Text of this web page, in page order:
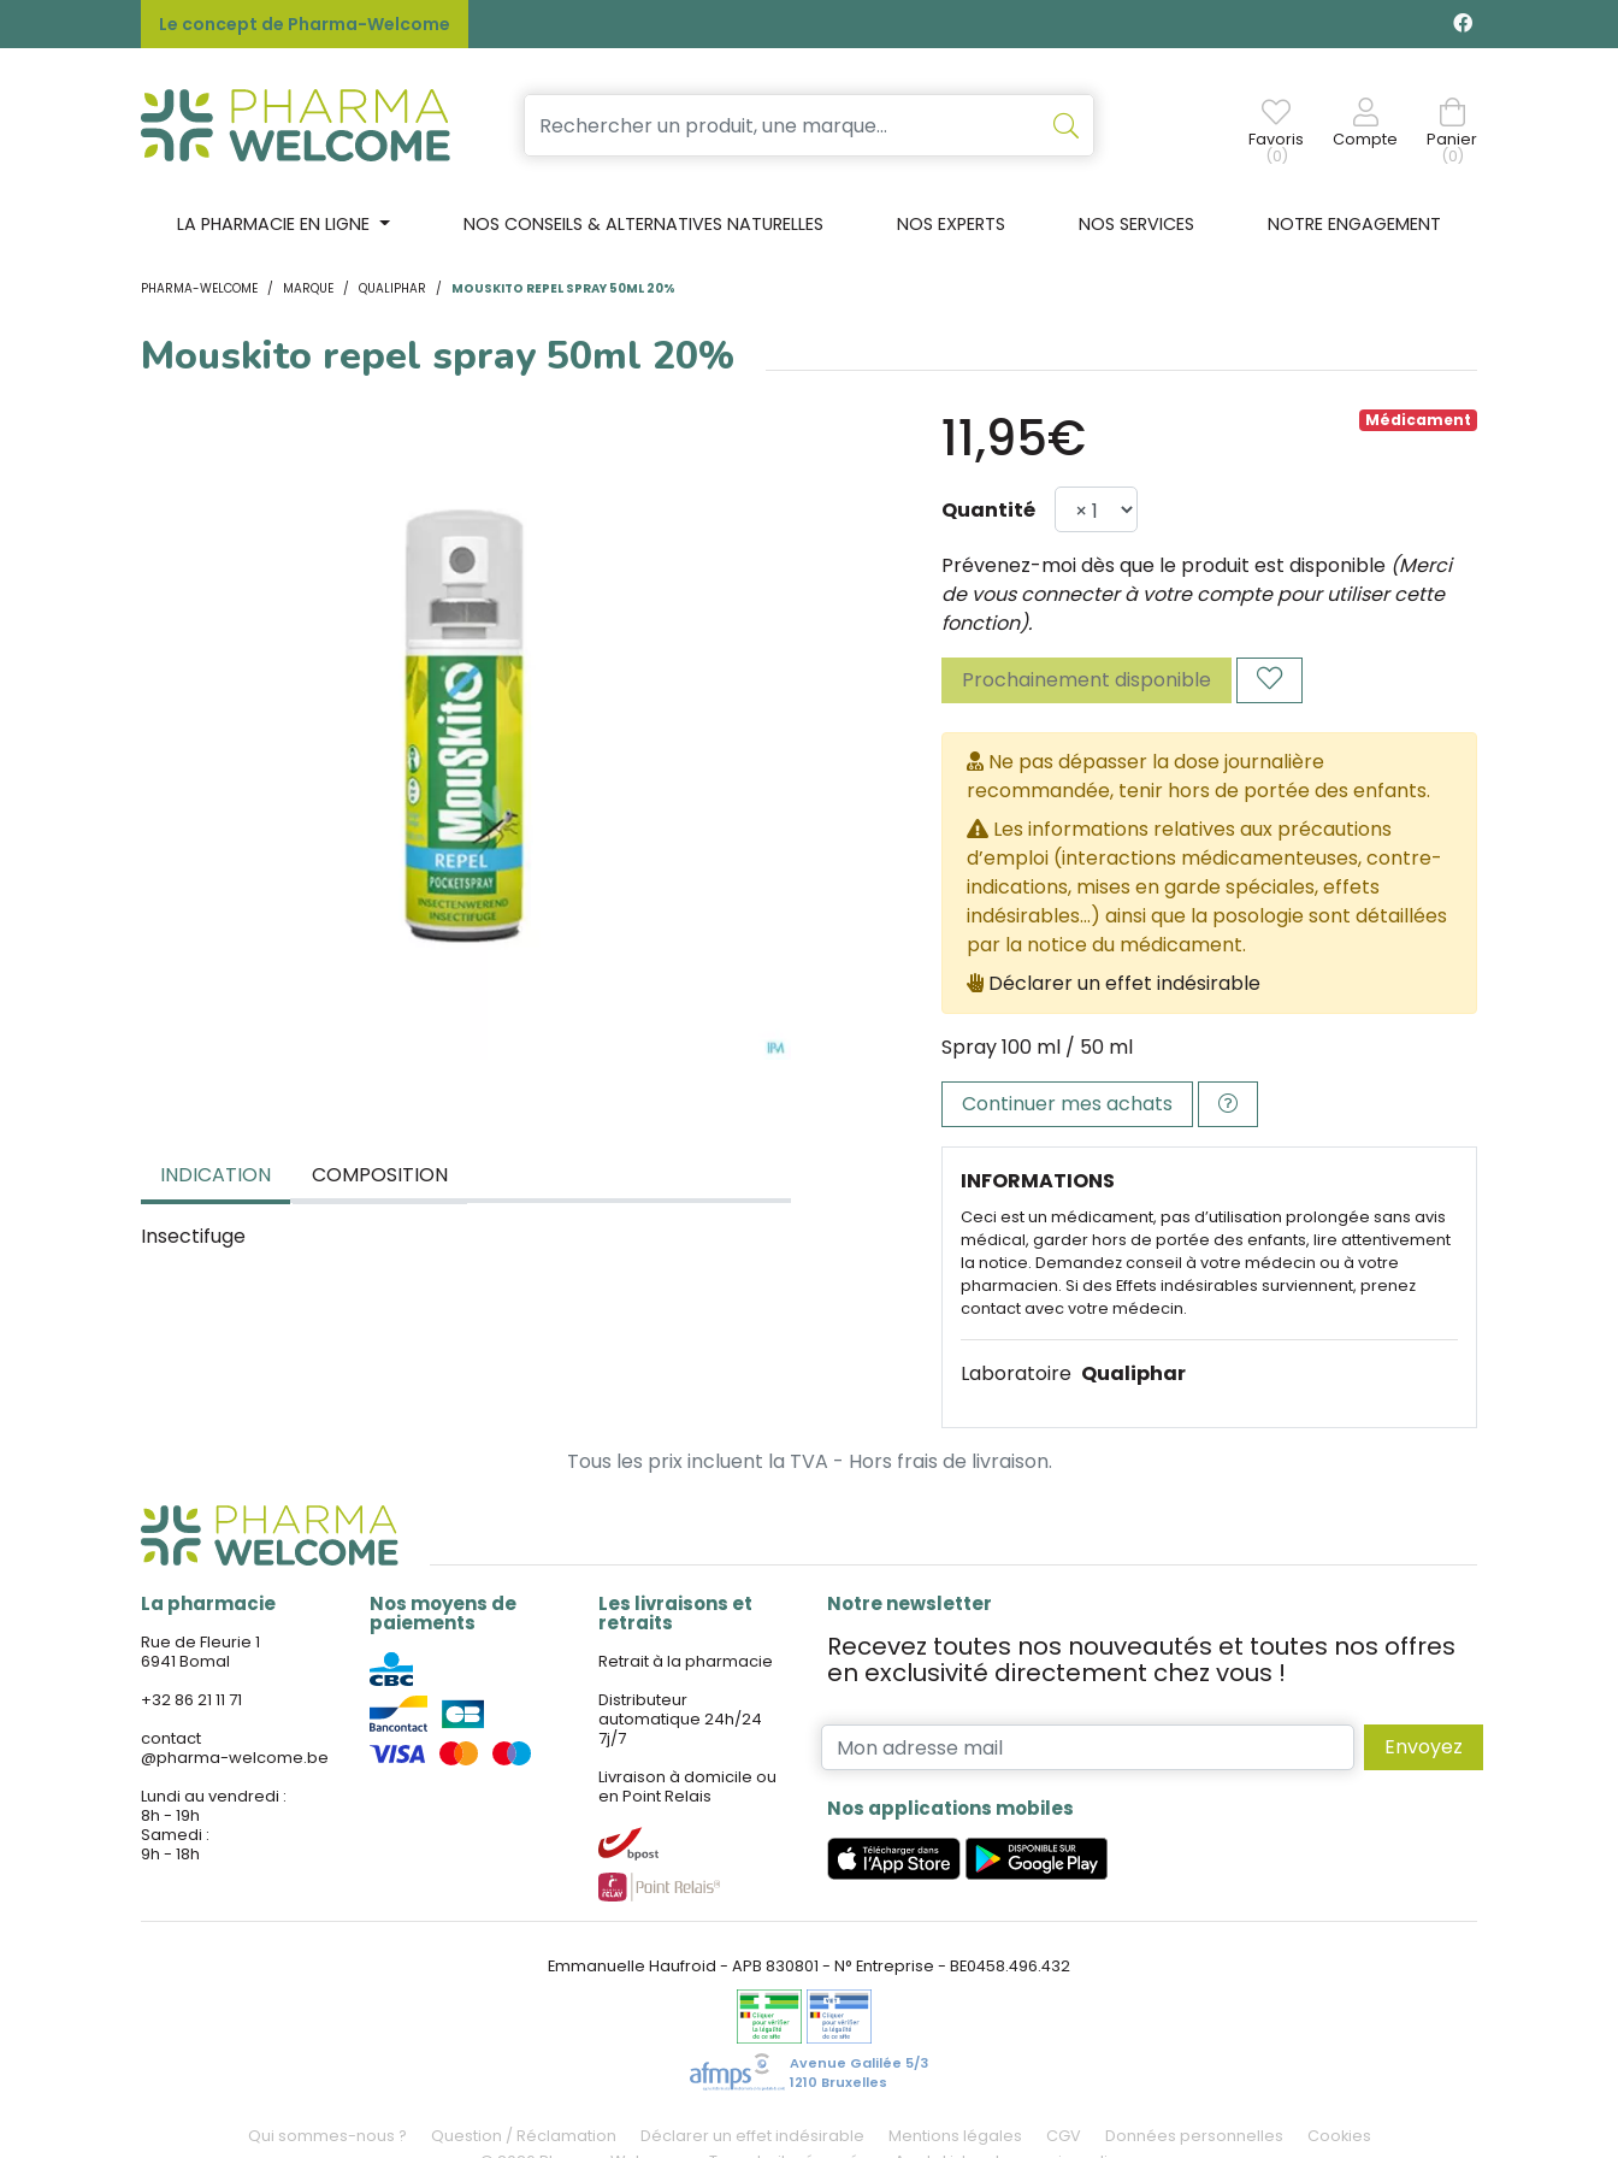
Le concept de Pharma-Welcome
Favoris
(0)
Compte
Panier
(0)
LA PHARMACIE EN LIGNE NOS CONSEILS & ALTERNATIVES NATURELLES NOS EXPERTS NOS SERVICES NOTRE ENGAGEMENT
PHARMA-WELCOME MARQUE QUALIPHAR MOUSKITO REPEL SPRAY 50ML 20%
Mouskito repel spray 50ml 20%
Médicament
11,95€
Quantité
Prévenez-moi dès que le produit est disponible (Merci
de vous connecter à votre compte pour utiliser cette
fonction).
Prochainement disponible
Ne pas dépasser la dose journalière
recommandée, tenir hors de portée des enfants.
Les informations relatives aux précautions
d’emploi (interactions médicamenteuses, contre-
indications, mises en garde spéciales, effets
indésirables...) ainsi que la posologie sont détaillées
par la notice du médicament.
Déclarer un effet indésirable
Spray 100 ml / 50 ml
Continuer mes achats
INDICATION COMPOSITION
Insectifuge
INFORMATIONS
Ceci est un médicament, pas d’utilisation prolongée sans avis
médical, garder hors de portée des enfants, lire attentivement
la notice. Demandez conseil à votre médecin ou à votre
pharmacien. Si des Effets indésirables surviennent, prenez
contact avec votre médecin.
Laboratoire Qualiphar
Tous les prix incluent la TVA - Hors frais de livraison.
La pharmacie
Rue de Fleurie 1
6941 Bomal
+32 86 21 11 71
contact
@pharma-welcome.be
Lundi au vendredi :
8h - 19h
Samedi :
9h - 18h
Nos moyens de
paiements
Les livraisons et
retraits
Retrait à la pharmacie
Distributeur
automatique 24h/24
7j/7
Livraison à domicile ou
en Point Relais
Notre newsletter
Recevez toutes nos nouveautés et toutes nos offres
en exclusivité directement chez vous !
Envoyez
Nos applications mobiles
Emmanuelle Haufroid - APB 830801 - N° Entreprise - BE0458.496.432
Avenue Galilée 5/3
1210 Bruxelles
Qui sommes-nous ? Question / Réclamation Déclarer un effet indésirable Mentions légales CGV Données personnelles
Cookies